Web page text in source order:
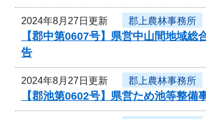
2024年8月27日更新 郡上農林事務所
【郡中第0607号】県営中山間地域
告
2024年8月27日更新 郡上農林事務所
【郡池第0602号】県営ため池等整